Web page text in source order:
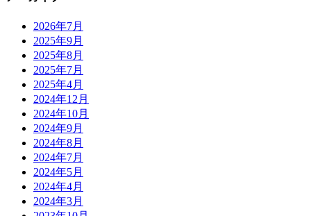
2026年7月
2025年9月
2025年8月
2025年7月
2025年4月
2024年12月
2024年10月
2024年9月
2024年8月
2024年7月
2024年5月
2024年4月
2024年3月